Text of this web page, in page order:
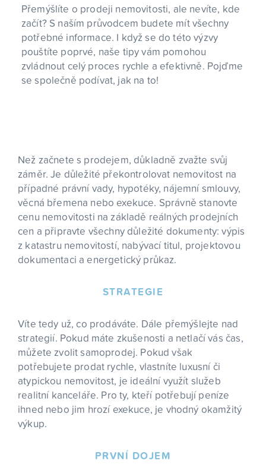
Přemýšlíte o prodeji nemovitosti, ale nevíte, kde
začít? S naším průvodcem budete mít všechny
potřebné informace. I když se do této výzvy
pouštíte poprvé, naše tipy vám pomohou
zvládnout celý proces rychle a efektivně. Pojďme
se společně podívat, jak na to!
Než začnete s prodejem, důkladně zvažte svůj
záměr. Je důležité překontrolovat nemovitost na
případné právní vady, hypotéky, nájemní smlouvy,
věcná břemena nebo exekuce. Správně stanovte
cenu nemovitosti na základě reálných prodejních
cen a připravte všechny důležité dokumenty: výpis
z katastru nemovitostí, nabývací titul, projektovou
dokumentaci a energetický průkaz.
STRATEGIE
Víte tedy už, co prodáváte. Dále přemýšlejte nad
strategií. Pokud máte zkušenosti a netlačí vás čas,
můžete zvolit samoprodej. Pokud však
potřebujete prodat rychle, vlastníte luxusní či
atypickou nemovitost, je ideální využít služeb
realitní kanceláře. Pro ty, kteří potřebují peníze
ihned nebo jim hrozí exekuce, je vhodný okamžitý
výkup.
PRVNÍ DOJEM